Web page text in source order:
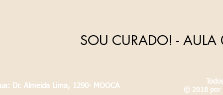
SOU CURADO! - AULA
Dr. Almeida Lima, 1290- MOOCA
© 2018 por